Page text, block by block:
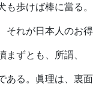
歩けば棒に當る。
それが日本人のお得
ずとも、所謂、
ある。眞理は、裏面